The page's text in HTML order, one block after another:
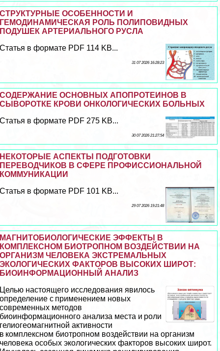
СТРУКТУРНЫЕ ОСОБЕННОСТИ И
ГЕМОДИНАМИЧЕСКАЯ РОЛЬ ПОЛИПОВИДНЫХ
ПОДУШЕК АРТЕРИАЛЬНОГО РУСЛА
Статья в формате PDF 114 KB...
31 07 2026 16:28:23
СОДЕРЖАНИЕ ОСНОВНЫХ АПОПРОТЕИНОВ В
СЫВОРОТКЕ КРОВИ ОНКОЛОГИЧЕСКИХ БОЛЬНЫХ
Статья в формате PDF 275 KB...
30 07 2026 21:27:54
НЕКОТОРЫЕ АСПЕКТЫ ПОДГОТОВКИ
ПЕРЕВОДЧИКОВ В СФЕРЕ ПРОФИССИОНАЛЬНОЙ
КОММУНИКАЦИИ
Статья в формате PDF 101 KB...
29 07 2026 19:21:48
МАГНИТОБИОЛОГИЧЕСКИЕ ЭФФЕКТЫ В
КОМПЛЕКСНОМ БИОТРОПНОМ ВОЗДЕЙСТВИИ НА
ОРГАНИЗМ ЧЕЛОВЕКА ЭКСТРЕМАЛЬНЫХ
ЭКОЛОГИЧЕСКИХ ФАКТОРОВ ВЫСОКИХ ШИРОТ:
БИОИНФОРМАЦИОННЫЙ АНАЛИЗ
Целью настоящего исследования явилось
определение с применением новых
современных методов
биоинформационного анализа места и роли
гелиогеомагнитной активности
в комплексном биотропном воздействии на организм
человека особых экологических факторов высоких широт.